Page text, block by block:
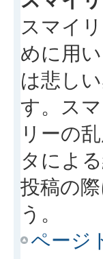
スマイ
めに用
は悲し
す。ス
リーの
タによ
投稿の
う。
ページ